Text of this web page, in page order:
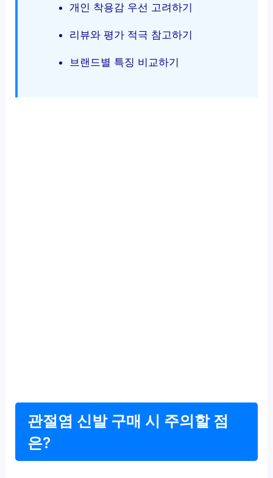
개인 착용감 우선 고려하기
리뷰와 평가 적극 참고하기
브랜드별 특징 비교하기
관절염 신발 구매 시 주의할 점
은?